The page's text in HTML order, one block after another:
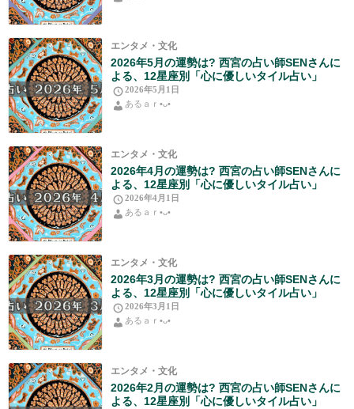
エンタメ・文化
2026年5月の運勢は? 西宮の占い師SENさんに
よる、12星座別「心に優しいタイル占い」
2026年5月1日
あるａｒ•⁠ᴗ⁠•⁠
エンタメ・文化
2026年4月の運勢は? 西宮の占い師SENさんに
よる、12星座別「心に優しいタイル占い」
2026年4月1日
あるａｒ•⁠ᴗ⁠•⁠
エンタメ・文化
2026年3月の運勢は? 西宮の占い師SENさんに
よる、12星座別「心に優しいタイル占い」
2026年3月1日
あるａｒ•⁠ᴗ⁠•⁠
エンタメ・文化
2026年2月の運勢は? 西宮の占い師SENさんに
よる、12星座別「心に優しいタイル占い」